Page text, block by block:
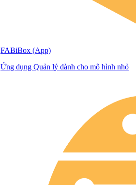
FABiBox (App)
Ứng dụng Quản lý dành cho mô hình nhỏ